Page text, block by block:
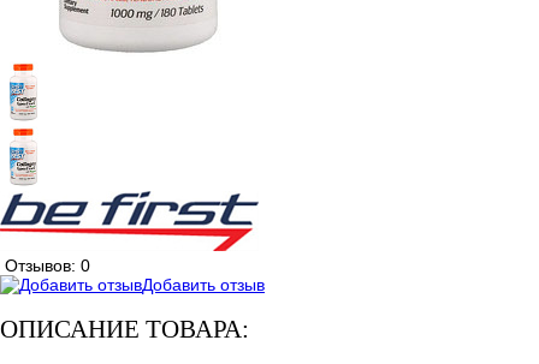
Отзывов: 0
Добавить отзыв
ОПИСАНИЕ ТОВАРА: